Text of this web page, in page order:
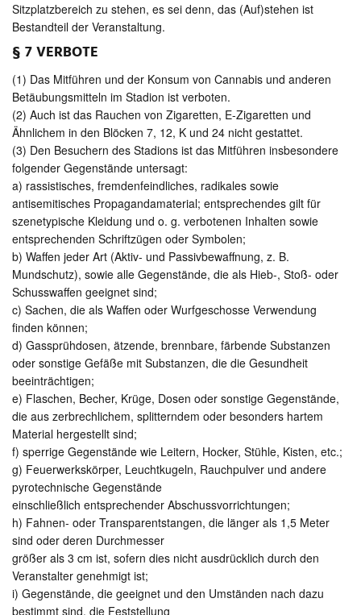
Sitzplatzbereich zu stehen, es sei denn, das (Auf)stehen ist
Bestandteil der Veranstaltung.
§ 7 VERBOTE
(1) Das Mitführen und der Konsum von Cannabis und anderen
Betäubungsmitteln im Stadion ist verboten.
(2) Auch ist das Rauchen von Zigaretten, E-Zigaretten und
Ähnlichem in den Blöcken 7, 12, K und 24 nicht gestattet.
(3) Den Besuchern des Stadions ist das Mitführen insbesondere
folgender Gegenstände untersagt:
a) rassistisches, fremdenfeindliches, radikales sowie
antisemitisches Propagandamaterial; entsprechendes gilt für
szenetypische Kleidung und o. g. verbotenen Inhalten sowie
entsprechenden Schriftzügen oder Symbolen;
b) Waffen jeder Art (Aktiv- und Passivbewaffnung, z. B.
Mundschutz), sowie alle Gegenstände, die als Hieb-, Stoß- oder
Schusswaffen geeignet sind;
c) Sachen, die als Waffen oder Wurfgeschosse Verwendung
finden können;
d) Gassprühdosen, ätzende, brennbare, färbende Substanzen
oder sonstige Gefäße mit Substanzen, die die Gesundheit
beeinträchtigen;
e) Flaschen, Becher, Krüge, Dosen oder sonstige Gegenstände,
die aus zerbrechlichem, splitterndem oder besonders hartem
Material hergestellt sind;
f) sperrige Gegenstände wie Leitern, Hocker, Stühle, Kisten, etc.;
g) Feuerwerkskörper, Leuchtkugeln, Rauchpulver und andere
pyrotechnische Gegenstände
einschließlich entsprechender Abschussvorrichtungen;
h) Fahnen- oder Transparentstangen, die länger als 1,5 Meter
sind oder deren Durchmesser
größer als 3 cm ist, sofern dies nicht ausdrücklich durch den
Veranstalter genehmigt ist;
i) Gegenstände, die geeignet und den Umständen nach dazu
bestimmt sind, die Feststellung